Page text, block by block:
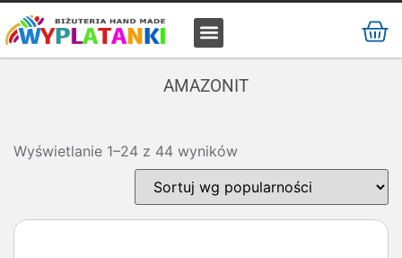
AMAZONIT
Wyświetlanie 1–24 z 44 wyników